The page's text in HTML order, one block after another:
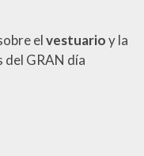
elvestuarioy la
del GRAN día